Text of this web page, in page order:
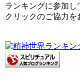
ランキングに参加し
クリックのご協力を